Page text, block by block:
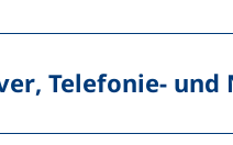
, Telefonie-